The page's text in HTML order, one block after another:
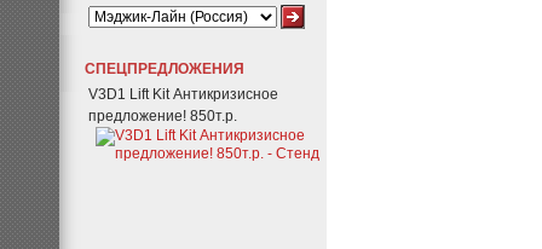
СПЕЦПРЕДЛОЖЕНИЯ
V3D1 Lift Kit Антикризисное
предложение! 850т.р.